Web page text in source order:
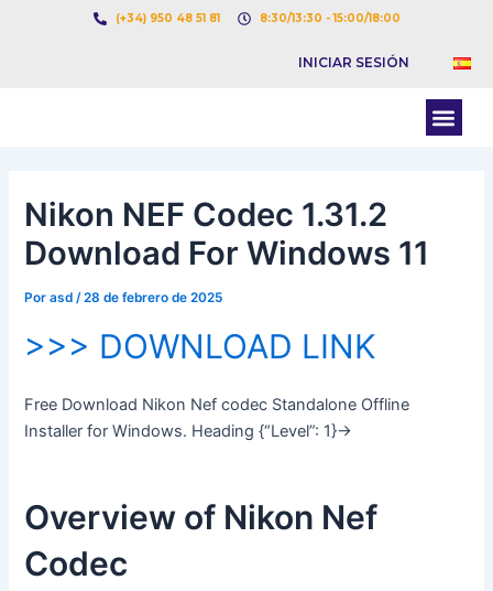
(+34) 950 48 51 81 8:30/13:30 - 15:00/18:00
INICIAR SESIÓN
Nikon NEF Codec 1.31.2
Download For Windows 11
Porasd /28 de febrero de 2025
>>> DOWNLOAD LINK
Free Download Nikon Nef codec Standalone Offline
Installer for Windows. Heading {“Level”: 1}->
Overview of Nikon Nef
Codec
Navegación